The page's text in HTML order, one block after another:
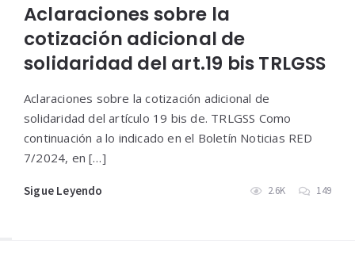
Aclaraciones sobre la
cotización adicional de
solidaridad del art.19 bis TRLGSS
Aclaraciones sobre la cotización adicional de
solidaridad del artículo 19 bis de. TRLGSS Como
continuación a lo indicado en el Boletín Noticias RED
7/2024, en […]
Sigue Leyendo 2.6K 149